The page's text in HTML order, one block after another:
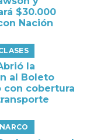
$30.000
Nación
la
al Boleto
con cobertura